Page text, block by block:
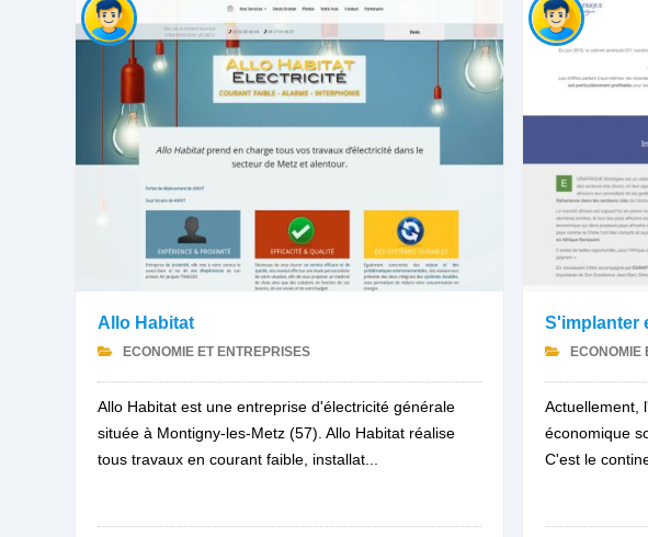
Allo Habitat
ECONOMIE ET ENTREPRISES
Allo Habitat est une entreprise d'électricité générale
située à Montigny-les-Metz (57). Allo Habitat réalise
tous travaux en courant faible, installat...
S'implanter
ECONOMIE
Actuellement,
économique
C'est le